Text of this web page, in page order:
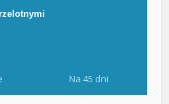
Na 45 dni